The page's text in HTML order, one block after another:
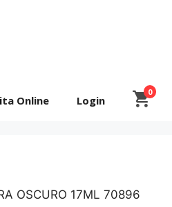
Online Login
0
OSCURO 17ML 70896